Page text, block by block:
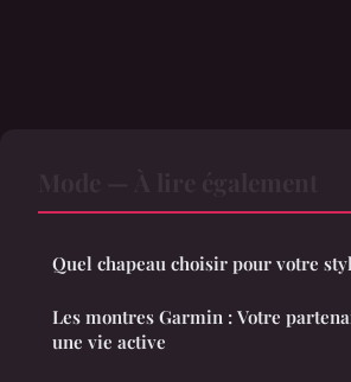
Quel chapeau choisir pour votre
Les montres Garmin : Votre
une vie active